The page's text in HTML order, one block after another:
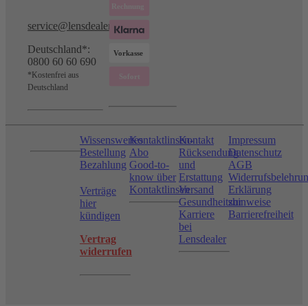
service@lensdealer.com
Deutschland*:
0800 60 60 690
*Kostenfrei aus
Deutschland
Wissenswertes
Bestellung
Bezahlung
Verträge
hier
kündigen
Vertrag
widerrufen
Kontaktlinsen-
Abo
Good-to-
know über
Kontaktlinsen
Kontakt
Rücksendung
und
Erstattung
Versand
Gesundheitshinweise
Karriere
bei
Lensdealer
Impressum
Datenschutz
AGB
Erklärung
zur
Barrierefreiheit